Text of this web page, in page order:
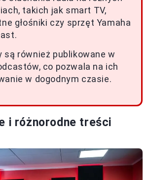
takich jak smart TV,
głośniki czy sprzęt Yamaha
są również publikowane w
co pozwala na ich
w dogodnym czasie.
i różnorodne treści